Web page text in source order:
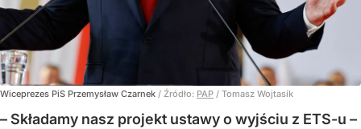
Wiceprezes PiS Przemysław Czarnek / Źródło: PAP / Tomasz Wojtasik
– Składamy nasz projekt ustawy o wyjściu z ETS-u –